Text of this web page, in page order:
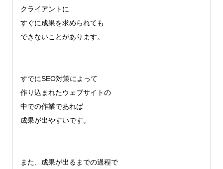
クライアントに
すぐに成果を求められても
できないことがあります。
すでにSEO対策によって
作り込まれたウェブサイトの
中での作業であれば
成果が出やすいです。
また、成果が出るまでの過程で